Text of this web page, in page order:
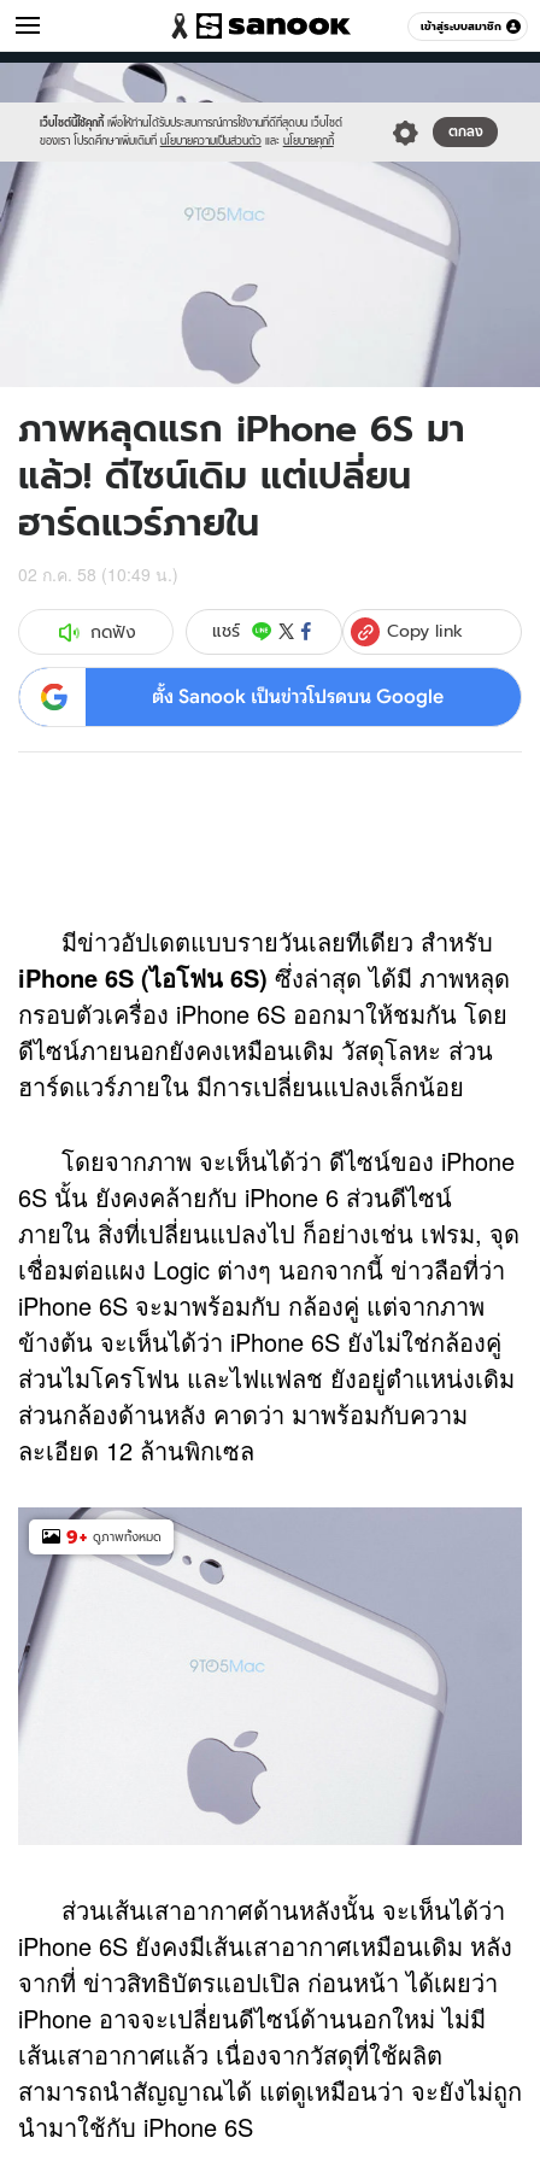
เข้าสู่ระบบสมาชิก
ไอที หมวดอื่นๆ
เว็บไซต์นี้ใช้คุกกี้ เพื่อให้ท่านได้รับประสบการณ์การใช้งานที่ดีที่สุดบน เว็บไซต์
ของเรา โปรดศึกษาเพิ่มเติมที่ นโยบายความเป็นส่วนตัว และ นโยบายคุกกี้
ตกลง
Sanook
//s.isanook.com/sr/0/images/logo-
new-
sanook.png
600
//s.isanook.com/hi/0/ud/279/1397237/images_14357372862.jpg
ภาพหลุดแรก iPhone 6S มา
แล้ว! ดีไซน์เดิม แต่เปลี่ยน
ฮาร์ดแวร์ภายใน
02 ก.ค. 58 (10:49 น.)
กดฟัง แชร์ Copy link
ตั้ง Sanook เป็นข่าวโปรดบน Google
มีข่าวอัปเดตแบบรายวันเลยทีเดียว สำหรับ
iPhone 6S (ไอโฟน 6S) ซึ่งล่าสุด ได้มี ภาพหลุด
กรอบตัวเครื่อง iPhone 6S ออกมาให้ชมกัน โดย
ดีไซน์ภายนอกยังคงเหมือนเดิม วัสดุโลหะ ส่วน
ฮาร์ดแวร์ภายใน มีการเปลี่ยนแปลงเล็กน้อย
โดยจากภาพ จะเห็นได้ว่า ดีไซน์ของ iPhone
6S นั้น ยังคงคล้ายกับ iPhone 6 ส่วนดีไซน์
ภายใน สิ่งที่เปลี่ยนแปลงไป ก็อย่างเช่น เฟรม, จุด
เชื่อมต่อแผง Logic ต่างๆ นอกจากนี้ ข่าวลือที่ว่า
iPhone 6S จะมาพร้อมกับ กล้องคู่ แต่จากภาพ
ข้างต้น จะเห็นได้ว่า iPhone 6S ยังไม่ใช่กล้องคู่
ส่วนไมโครโฟน และไฟแฟลช ยังอยู่ตำแหน่งเดิม
ส่วนกล้องด้านหลัง คาดว่า มาพร้อมกับความ
ละเอียด 12 ล้านพิกเซล
9+ ดูภาพทั้งหมด
ส่วนเส้นเสาอากาศด้านหลังนั้น จะเห็นได้ว่า
iPhone 6S ยังคงมีเส้นเสาอากาศเหมือนเดิม หลัง
จากที่ ข่าวสิทธิบัตรแอปเปิล ก่อนหน้า ได้เผยว่า
iPhone อาจจะเปลี่ยนดีไซน์ด้านนอกใหม่ ไม่มี
เส้นเสาอากาศแล้ว เนื่องจากวัสดุที่ใช้ผลิต
สามารถนำสัญญาณได้ แต่ดูเหมือนว่า จะยังไม่ถูก
นำมาใช้กับ iPhone 6S